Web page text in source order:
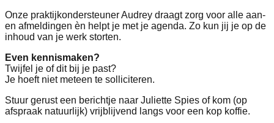
Onze praktijkondersteuner Audrey draagt zorg voor alle aan-
en afmeldingen èn helpt je met je agenda. Zo kun jij je op de
inhoud van je werk storten.
Even kennismaken?
Twijfel je of dit bij je past?
Je hoeft niet meteen te solliciteren.
Stuur gerust een berichtje naar Juliette Spies of kom (op
afspraak natuurlijk) vrijblijvend langs voor een kop koffie.